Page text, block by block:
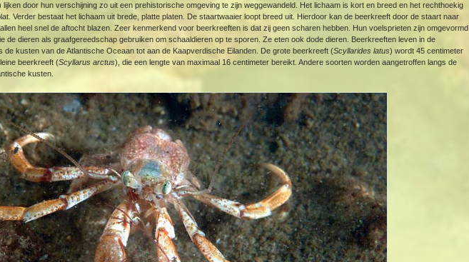
lijken door hun verschijning zo uit een prehistorische omgeving te zijn weggewandeld. Het lichaam is kort en breed en het rechthoekig
Verder bestaat het lichaam uit brede, platte platen. De staartwaaier loopt breed uit. Hierdoor kan de beerkreeft door de staart naar
heel snel de aftocht blazen. Zeer kenmerkend voor beerkreeften is dat zij geen scharen hebben. Hun voelsprieten zijn omgevormd
de dieren als graafgereedschap gebruiken om schaaldieren op te sporen. Ze eten ook dode dieren. Beerkreeften leven in de
de kusten van de Atlantische Oceaan tot aan de Kaapverdische Eilanden. De grote beerkreeft (Scyllarides latus) wordt 45 centimeter
beerkreeft (Scyllarus arctus), die een lengte van maximaal 16 centimeter bereikt. Andere soorten worden aangetroffen langs de
kusten.